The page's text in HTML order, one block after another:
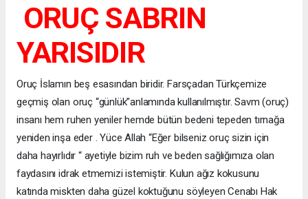
ORUÇ SABRIN
YARISIDIR
Oruç İslamın beş esasından biridir. Farsçadan Türkçemize
geçmiş olan oruç “günlük”anlamında kullanılmıştır. Savm (oruç)
insanı hem ruhen yeniler hemde bütün bedeni tepeden tırnağa
yeniden inşa eder . Yüce Allah “Eğer bilseniz oruç sizin için
daha hayırlıdır “ ayetiyle bizim ruh ve beden sağlığımıza olan
faydasını idrak etmemizi istemiştir. Kulun ağız kokusunu
katında miskten daha güzel koktuğunu söyleyen Cenabı Hak